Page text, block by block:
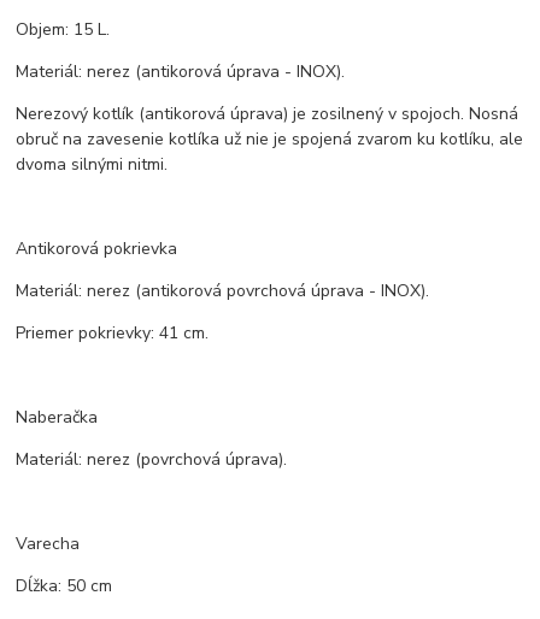
Objem: 15 L.
Materiál: nerez (antikorová úprava - INOX).
Nerezový kotlík (antikorová úprava) je zosilnený v spojoch. Nosná
obruč na zavesenie kotlíka už nie je spojená zvarom ku kotlíku, ale
dvoma silnými nitmi.
Antikorová pokrievka
Materiál: nerez (antikorová povrchová úprava - INOX).
Priemer pokrievky: 41 cm.
Naberačka
Materiál: nerez (povrchová úprava).
Varecha
Dĺžka: 50 cm